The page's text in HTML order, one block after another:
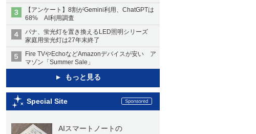
【アンケート】8割がGemini利用、ChatGPTは
68% AI利用調査
パナ、蛍光灯を置き換えるLED照明シリーズ
家庭用蛍光灯は27年末終了
Fire TVやEchoなどAmazonデバイスが安い ア
マゾン「Summer Sale」
もっと見る
Special Site
AIスマートノートの